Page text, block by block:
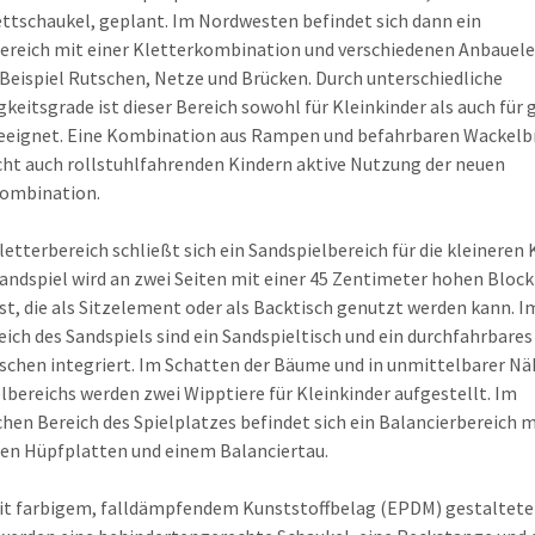
geplant. Im Nordwesten befindet sich dann ein
mit einer Kletterkombination und verschiedenen
Rutschen, Netze und Brücken. Durch unterschiedliche
ist dieser Bereich sowohl für Kleinkinder als auch für
Eine Kombination aus Rampen und befahrbaren
auch rollstuhlfahrenden Kindern aktive Nutzung der neuen
schließt sich ein Sandspielbereich für die kleineren
wird an zwei Seiten mit einer 45 Zentimeter hohen
die als Sitzelement oder als Backtisch genutzt werden kann.
des Sandspiels sind ein Sandspieltisch und ein durchfahrbares
integriert. Im Schatten der Bäume und in unmittelbarer
werden zwei Wipptiere für Kleinkinder aufgestellt. Im
Bereich des Spielplatzes befindet sich ein Balancierbereich
Hüpfplatten und einem Balanciertau.
farbigem, falldämpfendem Kunststoffbelag (EPDM)